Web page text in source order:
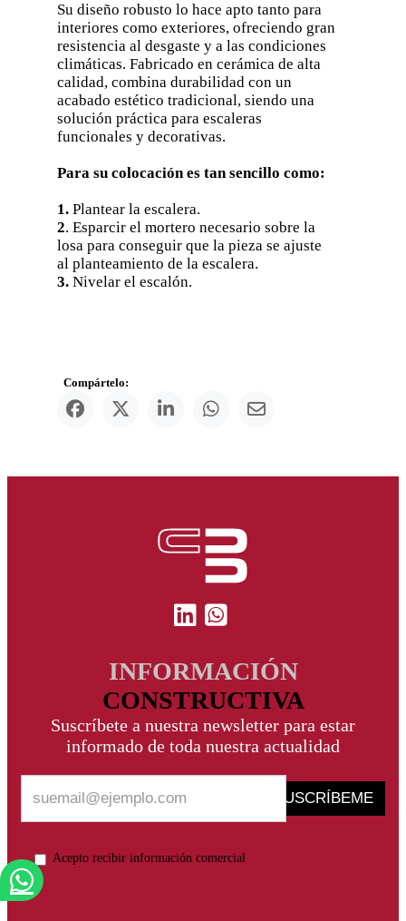
Su diseño robusto lo hace apto tanto para
interiores como exteriores, ofreciendo gran
resistencia al desgaste y a las condiciones
climáticas. Fabricado en cerámica de alta
calidad, combina durabilidad con un
acabado estético tradicional, siendo una
solución práctica para escaleras
funcionales y decorativas.
Para su colocación es tan sencillo como:
1. Plantear la escalera.
2. Esparcir el mortero necesario sobre la
losa para conseguir que la pieza se ajuste
al planteamiento de la escalera.
3. Nivelar el escalón.
Compártelo:
INFORMACIÓN
CONSTRUCTIVA
Suscríbete a nuestra newsletter para estar
informado de toda nuestra actualidad
SUSCRÍBEME
Acepto recibir información comercial